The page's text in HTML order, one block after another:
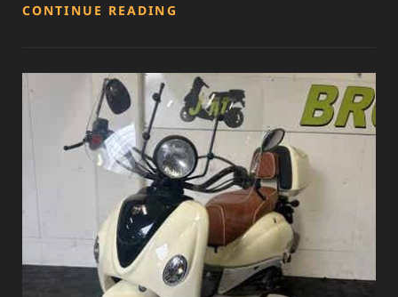
CONTINUE READING
VAN
DE
VESPA
CIAO